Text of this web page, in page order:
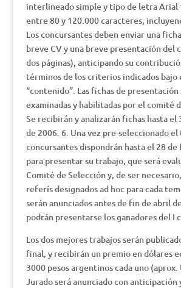
interlineado simple y tipo de letra Arial
entre 80 y 120.000 caracteres,
Los concursantes deben enviar una
breve CV y una breve presentación del
dos páginas), anticipando su
términos de los criterios indicados bajo
“contenido”. Las fichas de presentación
examinadas y habilitadas por el comité
Se recibirán y analizarán fichas hasta el
de 2006. 6. Una vez pre-seleccionado
concursantes dispondrán hasta el 28
para presentar su trabajo, que será
Comité de Selección y, de ser
referís designados ad hoc para cada
serán anunciados antes de fin de abril
podrán presentarse los ganadores del I
Los dos mejores trabajos serán
final, y recibirán un premio en dólares
3000 pesos argentinos cada uno (aprox.
Jurado será anunciado con anticipación